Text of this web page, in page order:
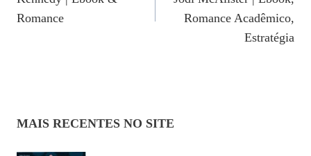
Post
Romance
Romance Acadêmico,
Estratégia
MAIS RECENTES NO SITE